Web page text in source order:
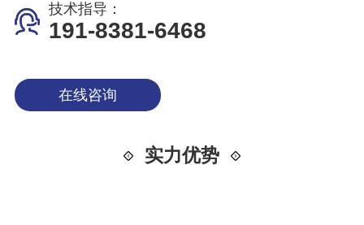
技术指导：
191-8381-6468
在线咨询
实力优势